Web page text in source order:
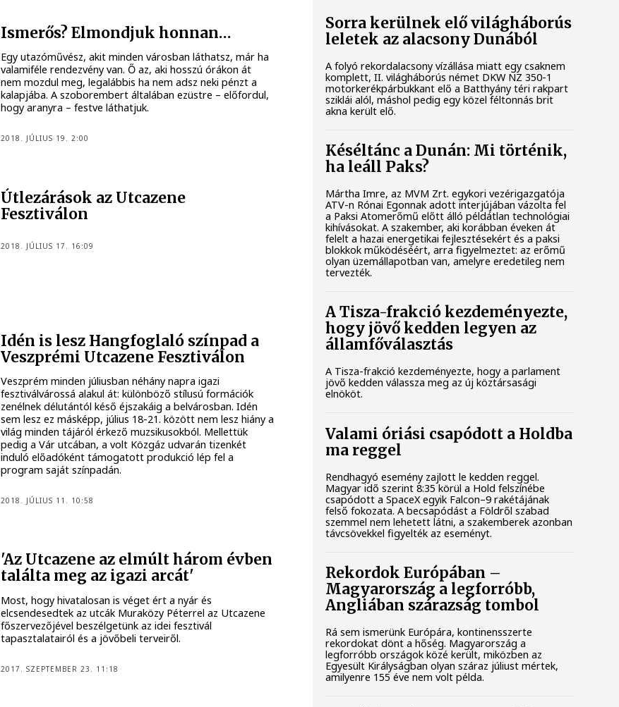
Ismerős? Elmondjuk honnan…
Egy utazóművész, akit minden városban láthatsz, már ha
valamiféle rendezvény van. Ő az, aki hosszú órákon át
nem mozdul meg, legalábbis ha nem adsz neki pénzt a
kalapjába. A szoborembert általában ezüstre – előfordul,
hogy aranyra – festve láthatjuk.
2018. JÚLIUS 19. 2:00
Útlezárások az Utcazene
Fesztiválon
2018. JÚLIUS 17. 16:09
Idén is lesz Hangfoglaló színpad a
Veszprémi Utcazene Fesztiválon
Veszprém minden júliusban néhány napra igazi
fesztiválvárossá alakul át: különböző stílusú formációk
zenélnek délutántól késő éjszakáig a belvárosban. Idén
sem lesz ez másképp, július 18-21. között nem lesz hiány a
világ minden tájáról érkező muzsikusokból. Mellettük
pedig a Vár utcában, a volt Közgáz udvarán tizenkét
induló előadóként támogatott produkció lép fel a
program saját színpadán.
2018. JÚLIUS 11. 10:58
'Az Utcazene az elmúlt három évben
találta meg az igazi arcát'
Most, hogy hivatalosan is véget ért a nyár és
elcsendesedtek az utcák Muraközy Péterrel az Utcazene
főszervezőjével beszélgetünk az idei fesztivál
tapasztalatairól és a jövőbeli terveiről.
2017. SZEPTEMBER 23. 11:18
Sorra kerülnek elő világháborús
leletek az alacsony Dunából
A folyó rekordalacsony vízállása miatt egy csaknem
komplett, II. világháborús német DKW NZ 350-1
motorkerékpárbukkant elő a Batthyány téri rakpart
sziklái alól, máshol pedig egy közel féltonnás brit
akna került elő.
Késéltánc a Dunán: Mi történik,
ha leáll Paks?
Mártha Imre, az MVM Zrt. egykori vezérigazgatója
ATV-n Rónai Egonnak adott interjújában vázolta fel
a Paksi Atomerőmű előtt álló példátlan technológiai
kihívásokat. A szakember, aki korábban éveken át
felelt a hazai energetikai fejlesztésekért és a paksi
blokkok működéséért, arra figyelmeztet: az erőmű
olyan üzemállapotban van, amelyre eredetileg nem
tervezték.
A Tisza-frakció kezdeményezte,
hogy jövő kedden legyen az
államfőválasztás
A Tisza-frakció kezdeményezte, hogy a parlament
jövő kedden válassza meg az új köztársasági
elnököt.
Valami óriási csapódott a Holdba
ma reggel
Rendhagyó esemény zajlott le kedden reggel.
Magyar idő szerint 8:35 körül a Hold felszínébe
csapódott a SpaceX egyik Falcon–9 rakétájának
felső fokozata. A becsapódást a Földről szabad
szemmel nem lehetett látni, a szakemberek azonban
távcsövekkel figyelték az eseményt.
Rekordok Európában –
Magyarország a legforróbb,
Angliában szárazság tombol
Rá sem ismerünk Európára, kontinensszerte
rekordokat dönt a hőség. Magyarország a
legforróbb országok közé került, miközben az
Egyesült Királyságban olyan száraz júliust mértek,
amilyenre 155 éve nem volt példa.